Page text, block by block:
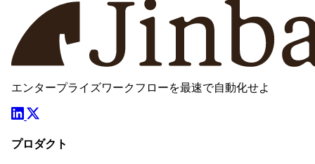
エンタープライズワークフローを最速で自動化せよ
プロダクト